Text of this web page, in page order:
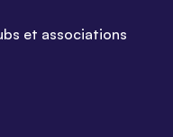
et associations